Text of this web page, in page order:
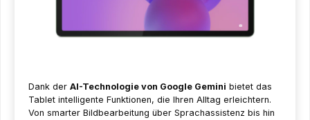
Dank der AI-Technologie von Google Gemini bietet das
Tablet intelligente Funktionen, die Ihren Alltag erleichtern.
Von smarter Bildbearbeitung über Sprachassistenz bis hin